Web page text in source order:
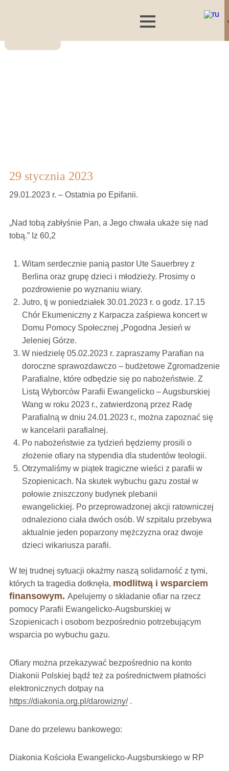
29 stycznia 2023
29.01.2023 r. – Ostatnia po Epifanii.
„Nad tobą zabłyśnie Pan, a Jego chwała ukaże się nad
tobą.” Iz 60,2
Witam serdecznie panią pastor Ute Sauerbrey z
Berlina oraz grupę dzieci i młodzieży. Prosimy o
pozdrowienie po wyznaniu wiary.
Jutro, tj w poniedziałek 30.01.2023 r. o godz. 17.15
Chór Ekumeniczny z Karpacza zaśpiewa koncert w
Domu Pomocy Społecznej „Pogodna Jesień w
Jeleniej Górze.
W niedzielę 05.02.2023 r. zapraszamy Parafian na
doroczne sprawozdawczo – budżetowe Zgromadzenie
Parafialne, które odbędzie się po nabożeństwie. Z
Listą Wyborców Parafii Ewangelicko – Augsburskiej
Wang w roku 2023 r., zatwierdzoną przez Radę
Parafialną w dniu 24.01.2023 r., można zapoznać się
w kancelarii parafialnej.
Po nabożeństwie za tydzień będziemy prosili o
złożenie ofiary na stypendia dla studentów teologii.
Otrzymaliśmy w piątek tragiczne wieści z parafii w
Szopienicach. Na skutek wybuchu gazu został w
połowie zniszczony budynek plebanii
ewangelickiej. Po przeprowadzonej akcji ratowniczej
odnaleziono ciała dwóch osób. W szpitalu przebywa
aktualnie jeden poparzony mężczyzna oraz dwoje
dzieci wikariusza parafii.
W tej trudnej sytuacji okażmy naszą solidarność z tymi,
których ta tragedia dotknęła, modlitwą i wsparciem
finansowym. Apelujemy o składanie ofiar na rzecz
pomocy Parafii Ewangelicko-Augsburskiej w
Szopienicach i osobom bezpośrednio potrzebującym
wsparcia po wybuchu gazu.
Ofiary można przekazywać bezpośrednio na konto
Diakonii Polskiej bądź też za pośrednictwem płatności
elektronicznych dotpay na
https://diakonia.org.pl/darowizny/.
Dane do przelewu bankowego:
Diakonia Kościoła Ewangelicko-Augsburskiego w RP